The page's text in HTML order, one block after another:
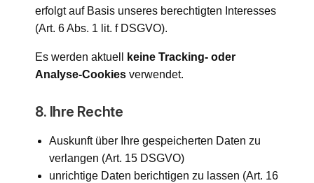
erfolgt auf Basis unseres berechtigten Interesses
(Art. 6 Abs. 1 lit. f DSGVO).
Es werden aktuell
keine Tracking- oder
Analyse-Cookies verwendet.
8. Ihre Rechte
Auskunft über Ihre gespeicherten Daten zu
verlangen (Art. 15 DSGVO)
unrichtige Daten berichtigen zu lassen (Art. 16